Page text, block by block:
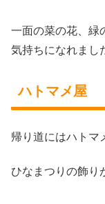
一面の菜の花、緑
気持ちになれまし
ハトマメ屋
帰り道にはハトマ
ひなまつりの飾り